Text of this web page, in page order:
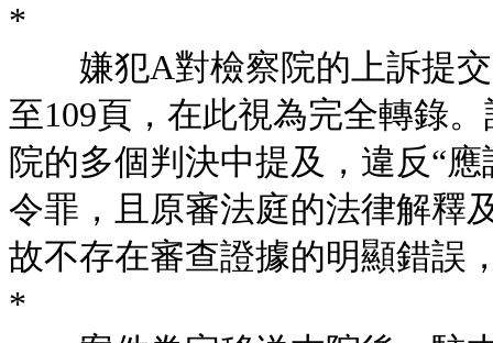
*
嫌犯A對檢察院的上訴提交
至109頁，在此視為完全轉錄
院的多個判決中提及，違反“
令罪，且原審法庭的法律解釋
故不存在審查證據的明顯錯誤
*